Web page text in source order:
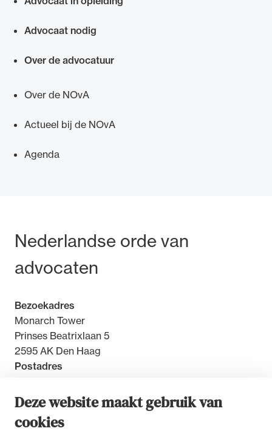
Deze website maakt gebruik van
cookies
Advocaat nodig
Over de advocatuur
Over de NOvA
Actueel bij de NOvA
Agenda
Bezoek- en postadres
Nederlandse orde van
advocaten
Bezoekadres
Monarch Tower
Prinses Beatrixlaan 5
2595 AK Den Haag
Postadres
2500 GW Den Haag